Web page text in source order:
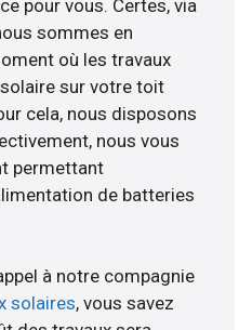
pour vous. Certes, via
sommes en
où les travaux
sur votre toit
cela, nous disposons
nous vous
permettant
de batteries
à notre compagnie
solaires, vous savez